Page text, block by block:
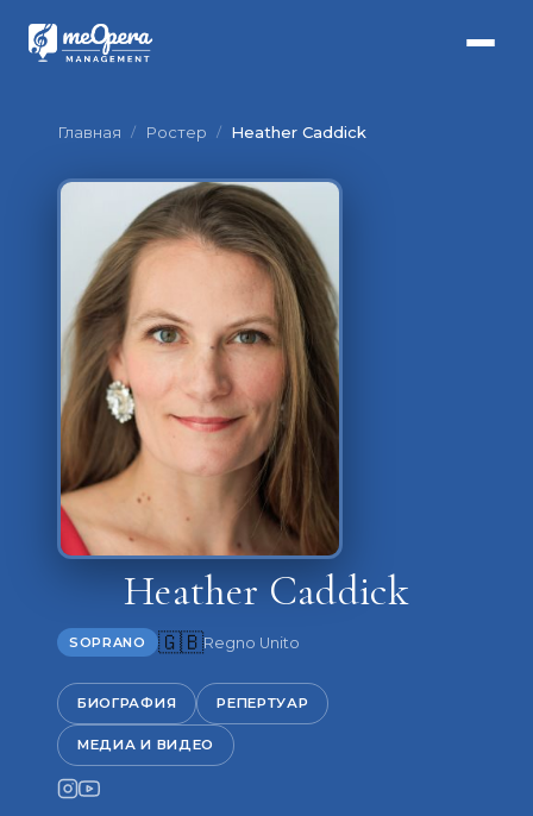
Главная / Ростер / Heather Caddick
Heather Caddick
SOPRANO 🇬🇧Regno Unito
БИОГРАФИЯ РЕПЕРТУАР
МЕДИА И ВИДЕО